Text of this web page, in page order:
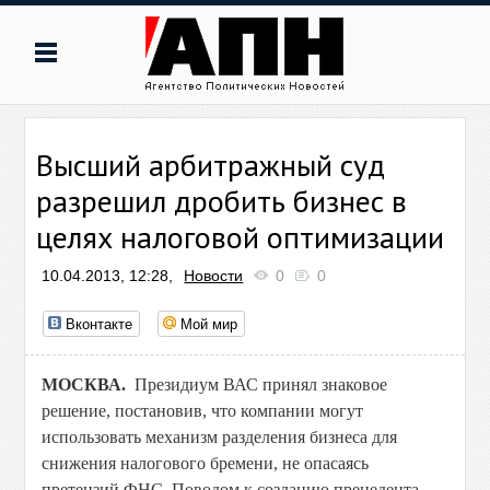
Высший арбитражный суд
разрешил дробить бизнес в
целях налоговой оптимизации
10.04.2013, 12:28, Новости 0 0
Вконтакте Мой мир
МОСКВА.Президиум ВАС принял знаковое
решение, постановив, что компании могут
использовать механизм разделения бизнеса для
снижения налогового бремени, не опасаясь